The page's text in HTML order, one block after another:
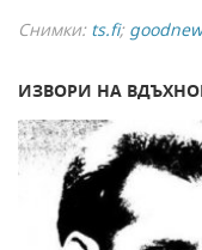
Снимки: ts.fi;
ИЗВОРИ НА